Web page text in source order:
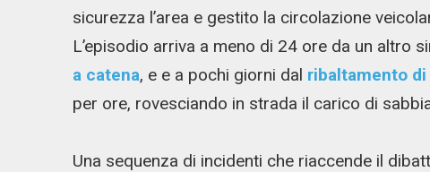
sicurezza l’area e gestito la circolazione
L’episodio arriva a meno di 24 ore da un altro
a catena, e e a pochi giorni dal ribaltamento
per ore, rovesciando in strada il carico di
Una sequenza di incidenti che riaccende il